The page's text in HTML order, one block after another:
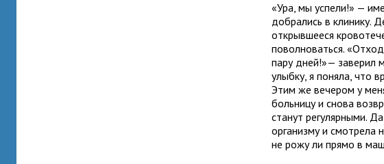
«Ура, мы успели!» —
добрались в клинику.
открывшееся
поволноваться.
пару дней!»— заверил
улыбку, я поняла, что
Этим же вечером у
больницу и снова
станут регулярными.
организму и смотрела
не рожу ли прямо в